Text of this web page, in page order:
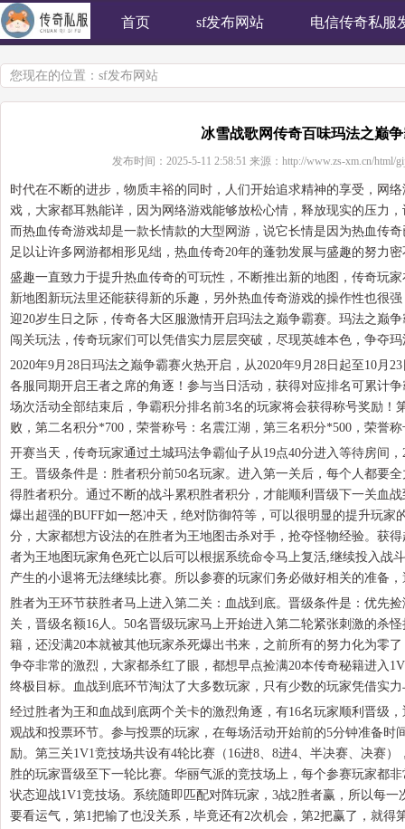
首页 sf发布网站 电信传奇私服
您现在的位置： sf发布网站
冰雪战歌网传奇百味玛法之巅
发布时间： 2025-5-11 2:58:51 来源： http://www.zs-xm.cn/html/
时代在不断的进步，物质丰裕的同时，人们开始追求精神的享受，网
戏，大家都耳熟能详，因为网络游戏能够放松心情，释放现实的压力
而热血传奇游戏却是一款长情款的大型网游，说它长情是因为热血传
足以让许多网游都相形见绌，热血传奇20年的蓬勃发展与盛趣的努力
盛趣一直致力于提升热血传奇的可玩性，不断推出新的地图，传奇玩
新地图新玩法里还能获得新的乐趣，另外热血传奇游戏的操作性也很
迎20岁生日之际，传奇各大区服激情开启玛法之巅争霸赛。玛法之巅
闯关玩法，传奇玩家们可以凭借实力层层突破，尽现英雄本色，争夺
2020年9月28日玛法之巅争霸赛火热开启，从2020年9月28日起至10月
各服同期开启王者之席的角逐！参与当日活动，获得对应排名可累计
场次活动全部结束后，争霸积分排名前3名的玩家将会获得称号奖励！
败，第二名积分*700，荣誉称号：名震江湖，第三名积分*500，荣誉
开赛当天，传奇玩家通过土城玛法争霸仙子从19点40分进入等待房间
王。晋级条件是：胜者积分前50名玩家。进入第一关后，每个人都要
得胜者积分。通过不断的战斗累积胜者积分，才能顺利晋级下一关血
爆出超强的BUFF如一怒冲天，绝对防御符等，可以很明显的提升玩家
分，大家都想方设法的在胜者为王地图击杀对手，抢夺怪物经验。获
者为王地图玩家角色死亡以后可以根据系统命令马上复活,继续投入战
产生的小退将无法继续比赛。所以参赛的玩家们务必做好相关的准备
胜者为王环节获胜者马上进入第二关：血战到底。晋级条件是：优先
关，晋级名额16人。50名晋级玩家马上开始进入第二轮紧张刺激的杀
籍，还没满20本就被其他玩家杀死爆出书来，之前所有的努力化为零
争夺非常的激烈，大家都杀红了眼，都想早点捡满20本传奇秘籍进入
终极目标。血战到底环节淘汰了大多数玩家，只有少数的玩家凭借实
经过胜者为王和血战到底两个关卡的激烈角逐，有16名玩家顺利晋级
观战和投票环节。参与投票的玩家，在每场活动开始前的5分钟准备时
励。第三关1V1竞技场共设有4轮比赛（16进8、8进4、半决赛、决赛
胜的玩家晋级至下一轮比赛。华丽气派的竞技场上，每个参赛玩家都
状态迎战1V1竞技场。系统随即匹配对阵玩家，3战2胜者赢，所以每
要看运气，第1把输了也没关系，毕竟还有2次机会，第2把赢了，就得